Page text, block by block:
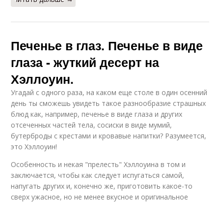
Печенье в глаз. Печенье в виде
глаза - жуткий десерт на
Хэллоуин.
Угадай с одного раза, на каком еще столе в один осенний
день ты сможешь увидеть такое разнообразие страшных
блюд как, например, печенье в виде глаза и других
отсеченных частей тела, сосиски в виде мумий,
бутерброды с крестами и кровавые напитки? Разумеется,
это Хэллоуин!
Особенность и некая "прелесть" Хэллоуина в том и
заключается, чтобы как следует испугаться самой,
напугать других и, конечно же, приготовить какое-то
сверх ужасное, но не менее вкусное и оригинальное